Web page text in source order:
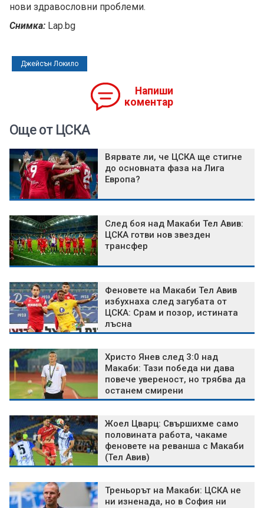
нови здравословни проблеми.
Снимка: Lap.bg
Джейсън Локило
Напиши
коментар
Още от ЦСКА
Вярвате ли, че ЦСКА ще стигне
до основната фаза на Лига
Европа?
След боя над Макаби Тел Авив:
ЦСКА готви нов звезден
трансфер
Феновете на Макаби Тел Авив
избухнаха след загубата от
ЦСКА: Срам и позор, истината
лъсна
Христо Янев след 3:0 над
Макаби: Тази победа ни дава
повече увереност, но трябва да
останем смирени
Жоел Цварц: Свършихме само
половината работа, чакаме
феновете на реванша с Макаби
(Тел Авив)
Треньорът на Макаби: ЦСКА не
ни изненада, но в София ни